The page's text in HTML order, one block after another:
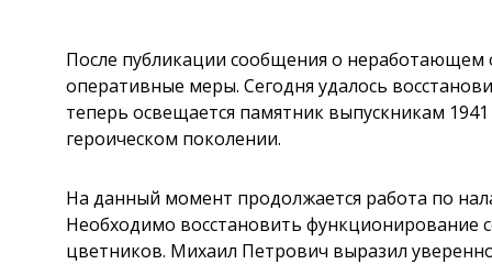
После публикации сообщения о
оперативные меры. Сегодня удалось
теперь освещается памятник выпускникам
героическом поколении.
На данный момент продолжается работа по
Необходимо восстановить функционирование
цветников. Михаил Петрович выразил